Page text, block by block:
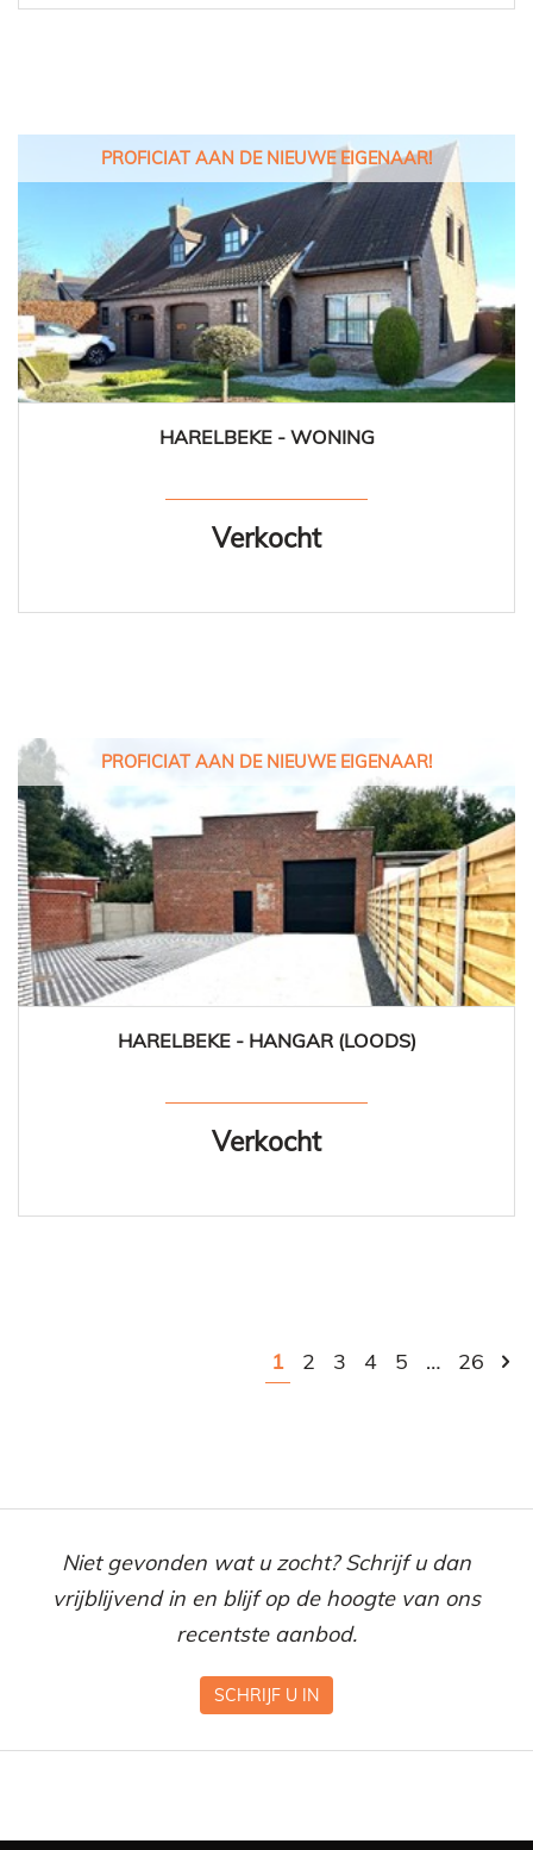
PROFICIAT AAN DE NIEUWE EIGENAAR!
115 m² 3 1
HARELBEKE - WONING
Verkocht
PROFICIAT AAN DE NIEUWE EIGENAAR!
HARELBEKE - HANGAR (LOODS)
Verkocht
1 2 3 4 5 … 26
Niet gevonden wat u zocht? Schrijf u dan
vrijblijvend in en blijf op de hoogte van ons
recentste aanbod.
SCHRIJF U IN